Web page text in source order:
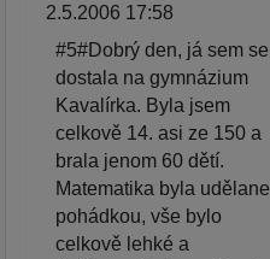
2.5.2006 17:58
#5#Dobrý den, já sem se
dostala na gymnázium
Kavalírka. Byla jsem
celkově 14. asi ze 150 a
brala jenom 60 dětí.
Matematika byla udělane
pohádkou, vše bylo
celkově lehké a